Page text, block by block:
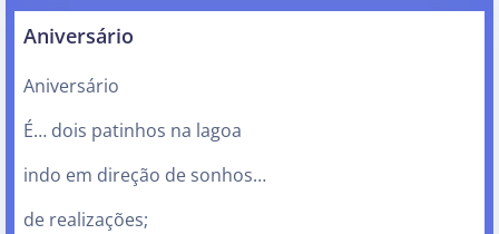
Aniversário
Aniversário
É… dois patinhos na lagoa
indo em direção de sonhos…
de realizações;